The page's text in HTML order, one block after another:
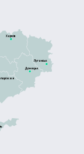
Харків
Донецьк
Луганськ